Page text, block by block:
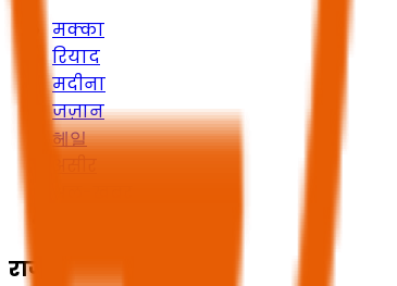
मक्का
रियाद
मदीना
जज़ान
헤일
राज्य